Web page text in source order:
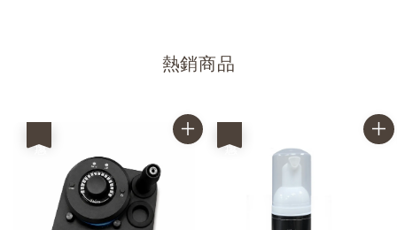
熱銷商品